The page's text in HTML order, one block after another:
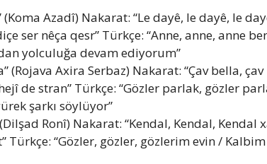
(Koma Azadî) Nakarat: “Le dayê, le dayê, le
ser nêça qesr” Türkçe: “Anne, anne, anne
yolculuğa devam ediyorum”
(Rojava Axira Serbaz) Nakarat: “Çav bella,
de stran” Türkçe: “Gözler parlak, gözler
şarkı söylüyor”
(Dilşad Ronî) Nakarat: “Kendal, Kendal, Kendal
Türkçe: “Gözler, gözler, gözlerim evin /